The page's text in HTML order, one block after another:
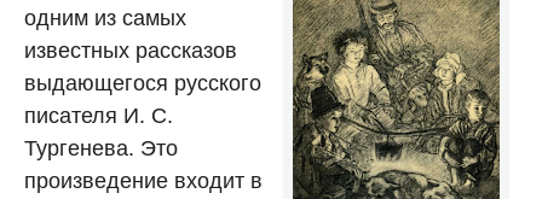
одним из самых
известных рассказов
выдающегося русского
писателя И. С.
Тургенева. Это
произведение входит в